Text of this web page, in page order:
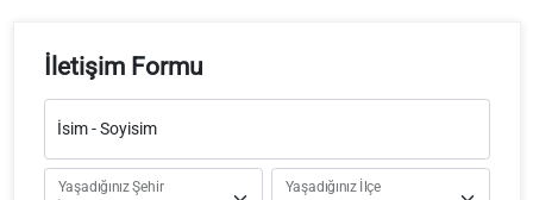
İletişim Formu
İsim - Soyisim
Yaşadığınız Şehir Yaşadığınız İlçe